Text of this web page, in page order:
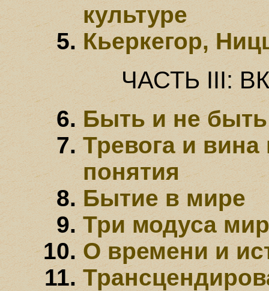
культуре
Кьеркегор,
ЧАСТЬ III:
Быть и не быть
Тревога и вина
понятия
Бытие в мире
Три модуса
О времени и